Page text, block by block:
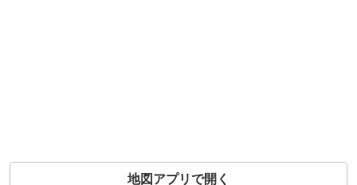
地図アプリで開く